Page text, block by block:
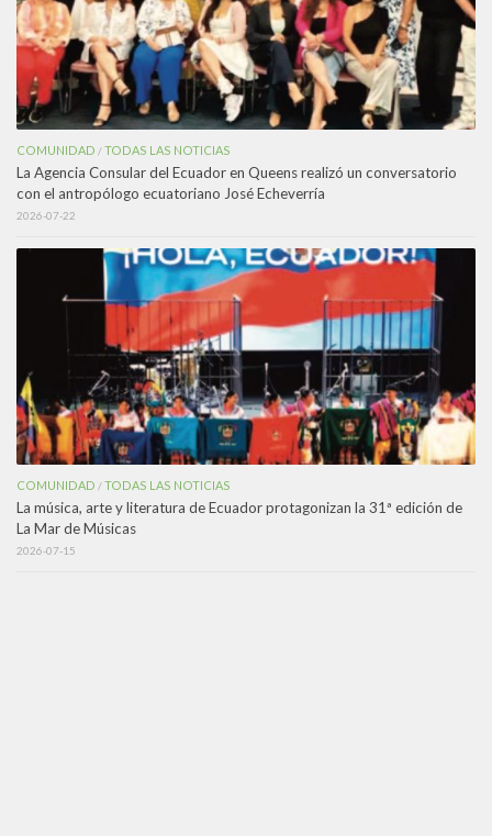
COMUNIDAD /TODAS LAS NOTICIAS
La Agencia Consular del Ecuador en Queens realizó un conversatorio
con el antropólogo ecuatoriano José Echeverría
2026-07-22
COMUNIDAD /TODAS LAS NOTICIAS
La música, arte y literatura de Ecuador protagonizan la 31ª edición de
La Mar de Músicas
2026-07-15